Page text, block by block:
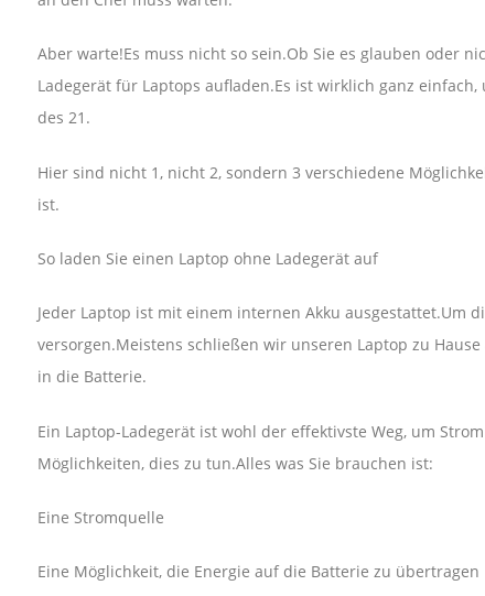
Aber warte!Es muss nicht so sein.Ob Sie es glauben oder
Ladegerät für Laptops aufladen.Es ist wirklich ganz
des 21.
Hier sind nicht 1, nicht 2, sondern 3 verschiedene
ist.
So laden Sie einen Laptop ohne Ladegerät auf
Jeder Laptop ist mit einem internen Akku ausgestattet.Um
versorgen.Meistens schließen wir unseren Laptop zu
in die Batterie.
Ein Laptop-Ladegerät ist wohl der effektivste Weg, um
Möglichkeiten, dies zu tun.Alles was Sie brauchen ist:
Eine Stromquelle
Eine Möglichkeit, die Energie auf die Batterie zu übertragen